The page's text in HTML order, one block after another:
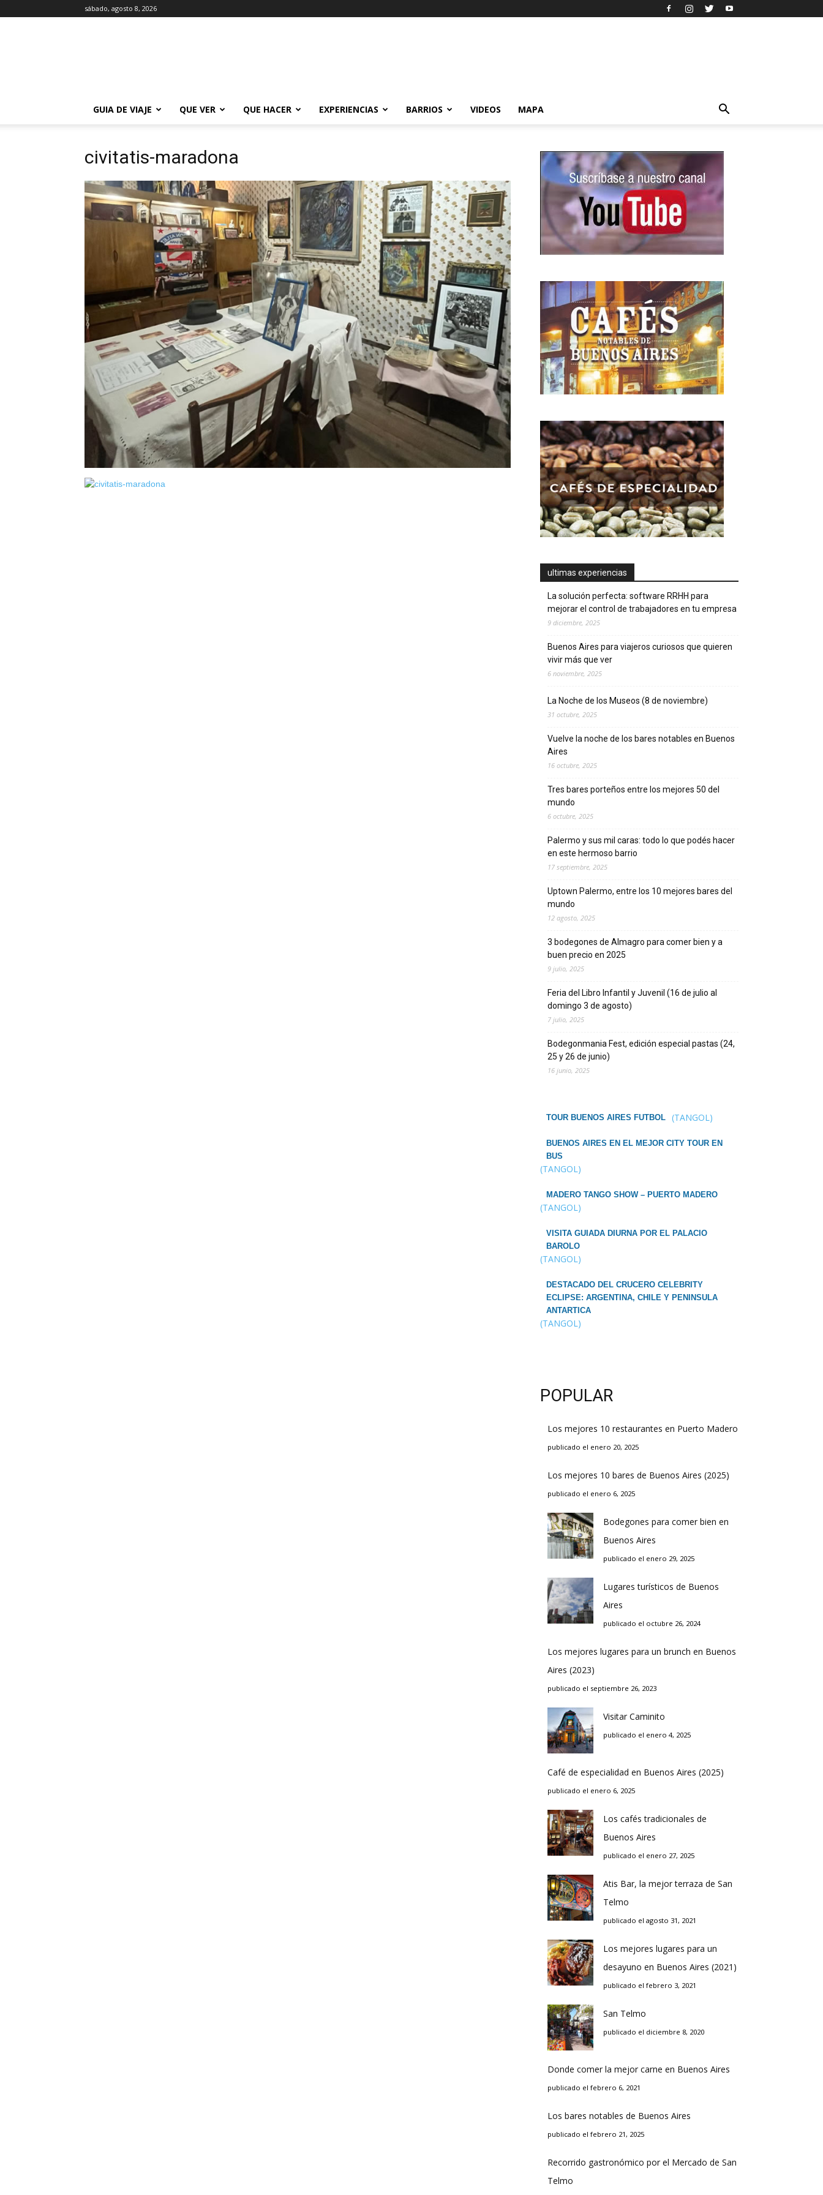
sábado, agosto 8, 2026
GUIA DE VIAJE
QUE VER QUE HACER EXPERIENCIAS BARRIOS VIDEOS MAPA
civitatis-maradona
ultimas experiencias
La solución perfecta: software RRHH para
mejorar el control de trabajadores en tu empresa
9 diciembre, 2025
Buenos Aires para viajeros curiosos que quieren
vivir más que ver
6 noviembre, 2025
La Noche de los Museos (8 de noviembre)
31 octubre, 2025
Vuelve la noche de los bares notables en Buenos
Aires
16 octubre, 2025
Tres bares porteños entre los mejores 50 del
mundo
6 octubre, 2025
Palermo y sus mil caras: todo lo que podés hacer
en este hermoso barrio
17 septiembre, 2025
Uptown Palermo, entre los 10 mejores bares del
mundo
12 agosto, 2025
3 bodegones de Almagro para comer bien y a
buen precio en 2025
9 julio, 2025
Feria del Libro Infantil y Juvenil (16 de julio al
domingo 3 de agosto)
7 julio, 2025
Bodegonmania Fest, edición especial pastas (24,
25 y 26 de junio)
16 junio, 2025
TOUR BUENOS AIRES FUTBOL (TANGOL)
BUENOS AIRES EN EL MEJOR CITY TOUR EN
BUS
(TANGOL)
MADERO TANGO SHOW – PUERTO MADERO
(TANGOL)
VISITA GUIADA DIURNA POR EL PALACIO
BAROLO
(TANGOL)
DESTACADO DEL CRUCERO CELEBRITY
ECLIPSE: ARGENTINA, CHILE Y PENINSULA
ANTARTICA
(TANGOL)
POPULAR
Los mejores 10 restaurantes en Puerto Madero
publicado el enero 20, 2025
Los mejores 10 bares de Buenos Aires (2025)
publicado el enero 6, 2025
Bodegones para comer bien en
Buenos Aires
publicado el enero 29, 2025
Lugares turísticos de Buenos
Aires
publicado el octubre 26, 2024
Los mejores lugares para un brunch en Buenos
Aires (2023)
publicado el septiembre 26, 2023
Visitar Caminito
publicado el enero 4, 2025
Café de especialidad en Buenos Aires (2025)
publicado el enero 6, 2025
Los cafés tradicionales de
Buenos Aires
publicado el enero 27, 2025
Atis Bar, la mejor terraza de San
Telmo
publicado el agosto 31, 2021
Los mejores lugares para un
desayuno en Buenos Aires (2021)
publicado el febrero 3, 2021
San Telmo
publicado el diciembre 8, 2020
Donde comer la mejor carne en Buenos Aires
publicado el febrero 6, 2021
Los bares notables de Buenos Aires
publicado el febrero 21, 2025
Recorrido gastronómico por el Mercado de San
Telmo